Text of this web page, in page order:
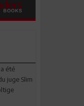
été
juge Slim